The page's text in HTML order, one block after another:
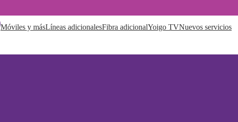
Móviles y másLíneas adicionalesFibra adicionalYoigo TVNuevos servicios